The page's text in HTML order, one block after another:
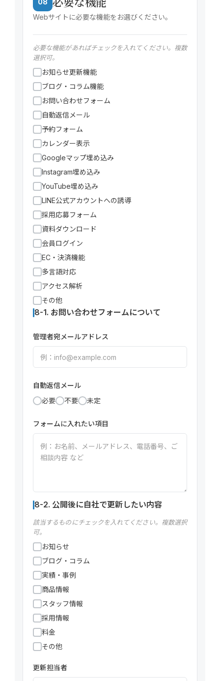
Webサイトに必要な機能をお選びください。
必要な機能があればチェックを入れてください。複数
選択可。
お知らせ更新機能
ブログ・コラム機能
お問い合わせフォーム
自動返信メール
予約フォーム
カレンダー表示
Googleマップ埋め込み
Instagram埋め込み
YouTube埋め込み
LINE公式アカウントへの誘導
採用応募フォーム
資料ダウンロード
会員ログイン
EC・決済機能
多言語対応
アクセス解析
その他
8-1. お問い合わせフォームについて
管理者宛メールアドレス
自動返信メール
必要
不要 未定
フォームに入れたい項目
8-2. 公開後に自社で更新したい内容
該当するものにチェックを入れてください。複数選択
可。
お知らせ
ブログ・コラム
実績・事例
商品情報
スタッフ情報
採用情報
料金
その他
更新担当者